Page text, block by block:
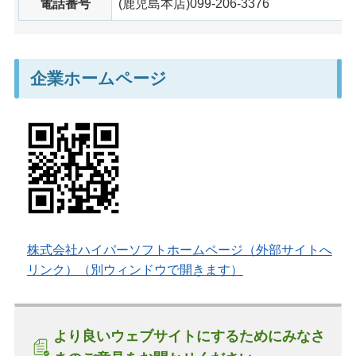
電話番号 (鹿児島本店)099-206-3376
企業ホームページ
株式会社ハイパーソフトホームページ（外部サイトへ
リンク）（別ウィンドウで開きます）
より良いウェブサイトにするためにみなさ